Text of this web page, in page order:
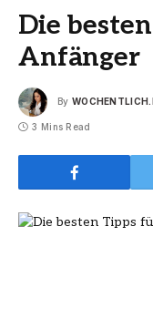
Die
Anfänger
By
3 Mins Read